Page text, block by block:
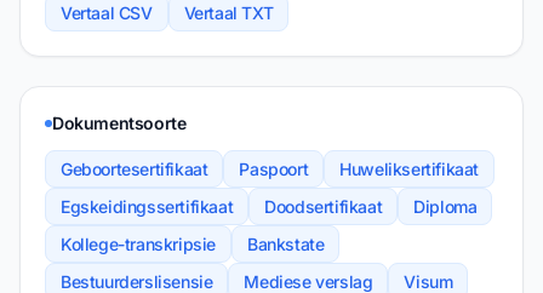
Vertaal CSV
Vertaal TXT
Dokumentsoorte
Geboortesertifikaat Paspoort
Huweliksertifikaat
Egskeidingssertifikaat
Doodsertifikaat
Diploma
Kollege-transkripsie
Bankstate
Bestuurderslisensie
Mediese verslag
Visum